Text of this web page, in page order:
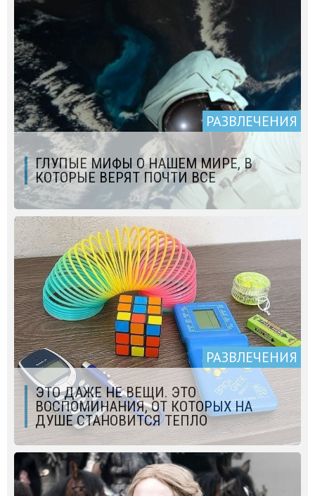
РАЗВЛЕЧЕНИЯ
ГЛУПЫЕ МИФЫ О НАШЕМ МИРЕ, В
КОТОРЫЕ ВЕРЯТ ПОЧТИ ВСЕ
РАЗВЛЕЧЕНИЯ
ЭТО ДАЖЕ НЕ ВЕЩИ. ЭТО
ВОСПОМИНАНИЯ, ОТ КОТОРЫХ НА
ДУШЕ СТАНОВИТСЯ ТЕПЛО